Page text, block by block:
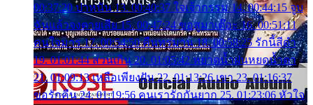
00:37:20 ปาหนัน 13. 00:40:37 ใจเจ้ากรรม 14. 00:44:15 จูบ
ฉันแล้วจงตายเสีย 15. 00:47:24 ขอสูมาเต๊อะ 16. 00:51:11
คนใจมาร 17. 00:54:50 คืนทรมาน 18. 00:58:25 รักนี้สีดำ
19. 01:01:44 ส่วนเกิน 20. 01:05:42 หยาดน้ำฝนหยดน้ำตา
21. 01:09:13 เหลือเพียงฝัน 22. 01:13:26 เขา 23. 01:16:37
ขอรักคืน 24. 01:19:56 คนเรารักกันยาก 25. 01:23:06 หัวใจ